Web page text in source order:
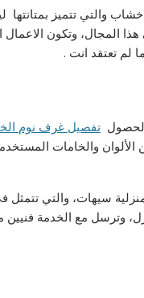
والتي تتميز
هذا المجال، وتكون
لم تعتقد انت .
تفصيل غرف نوم
والخامات
سيهات، والتي تتمثل
وترسل مع الخدمة